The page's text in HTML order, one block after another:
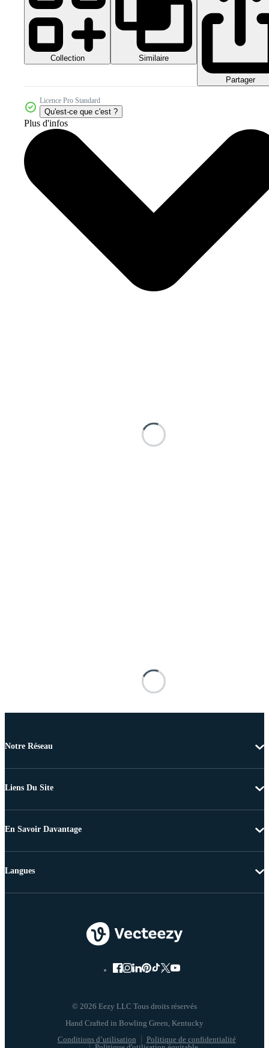
Collection Similaire
Partager
Licence Pro Standard
Qu'est-ce que c'est ?
Plus d'infos
Notre Réseau
Liens Du Site
En Savoir Davantage
© 2026 Eezy LLC Tous droits réservés
Conditions d’utilisation
Politique de confidentialité
Langues